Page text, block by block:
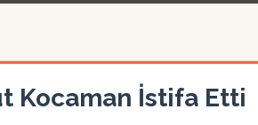
Kocaman İstifa Etti